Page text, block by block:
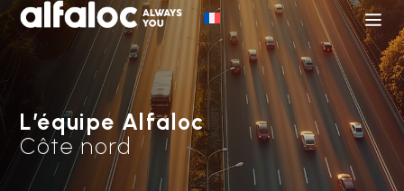
L’équipe Alfaloc
Côte nord